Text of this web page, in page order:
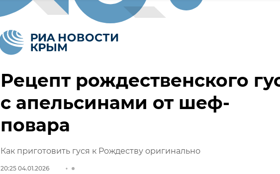
Рецепт рождественского
с апельсинами от шеф-
повара
Как приготовить гуся к Рождеству оригинально
20:25 04.01.2026